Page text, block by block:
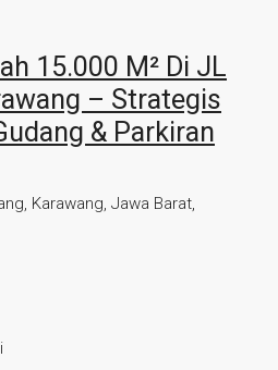
15.000 M² Di JL
– Strategis
& Parkiran
Karawang, Jawa Barat,